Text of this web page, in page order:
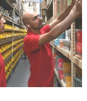
ステップは入金手
の一つの方法です